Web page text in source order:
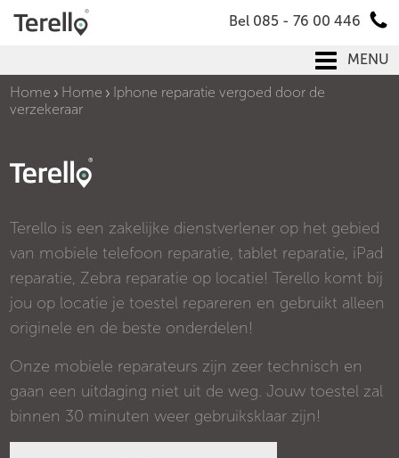
Bel 085 - 76 00 446
MENU
Home
Home
Iphone reparatie vergoed door de
verzekeraar
Terello is een zakelijke dienstverlener op het gebied
van mobiele telefoon reparatie, tablet reparatie, iPad
reparatie, Zebra reparatie op locatie! Terello komt bij
jou op locatie je toestel repareren en gebruikt alleen
originele en de beste onderdelen!
Onze mobiele reparateurs zijn zeer technisch en
gaan een uitdaging niet uit de weg. Jouw toestel zal
binnen 30 minuten weer gebruiksklaar zijn!